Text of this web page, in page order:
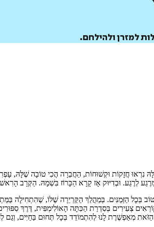
למזרן ולהילחם.
נִרְאוּ חֲזָקוֹת וּקְשׁוּחוֹת, הַחֲבֵרָה הֲכִי טוֹבָה שֶׁלָּהּ,
לְרֶגַע. וּבְדִיּוּק אָז קָרָא הַכָּרוֹז בִּשְׁמָהּ. הַקְּרָב
בְּכָל הַזְּמַנִּים. בְּמַהֲלַךְ הַקַּרְיֵרָה שֶׁלּוֹ, שֶׁהִתְחִילָה
צְעִירִים בְּסִדְרַת הַכִּתָּה הָאוֹלִימְפִּית, דֶּרֶךְ
מְאַפְשֶׁרֶת לָנוּ לְהִתְמוֹדֵד בְּכָל תְּחוּם בַּחַיִּים, וְגַם